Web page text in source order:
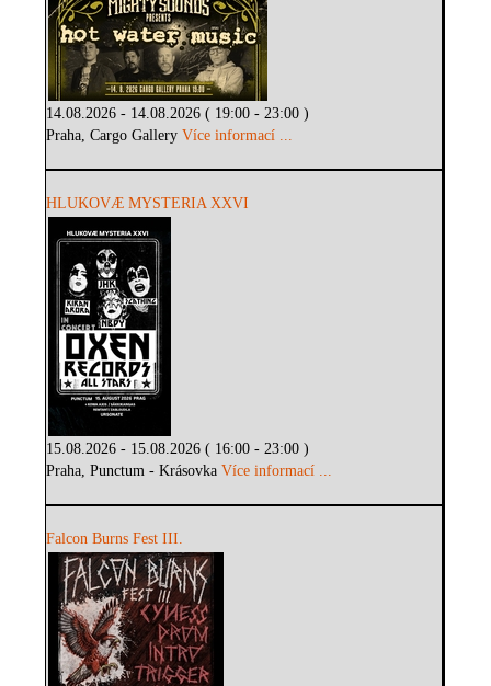
14.08.2026 - 14.08.2026 ( 19:00 - 23:00 )
Praha, Cargo GalleryVíce informací ...
HLUKOVÆ MYSTERIA XXVI
15.08.2026 - 15.08.2026 ( 16:00 - 23:00 )
Praha, Punctum - KrásovkaVíce informací ...
Falcon Burns Fest III.